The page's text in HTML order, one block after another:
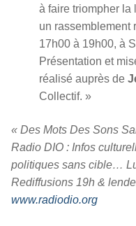
à faire triompher la
un rassemblement
17h00 à 19h00, à
Présentation et
réalisé auprès de
Collectif. »
« Des Mots Des Sons
Radio DIO : Infos
politiques sans cible…
Rediffusions 19h &
www.radiodio.org